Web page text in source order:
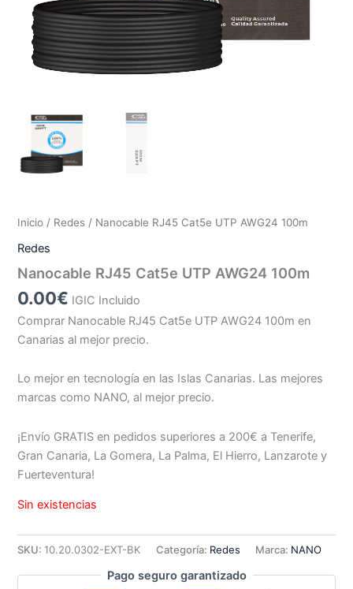
Inicio / Redes / Nanocable RJ45 Cat5e UTP AWG24 100m
Redes
Nanocable RJ45 Cat5e UTP AWG24 100m
0.00€ IGIC Incluido
Comprar Nanocable RJ45 Cat5e UTP AWG24 100m en
Canarias al mejor precio.
Lo mejor en tecnología en las Islas Canarias. Las mejores
marcas como NANO, al mejor precio.
¡Envío GRATIS en pedidos superiores a 200€ a Tenerife,
Gran Canaria, La Gomera, La Palma, El Hierro, Lanzarote y
Fuerteventura!
Sin existencias
SKU:10.20.0302-EXT-BK Categoría: Redes Marca: NANO
Pago seguro garantizado